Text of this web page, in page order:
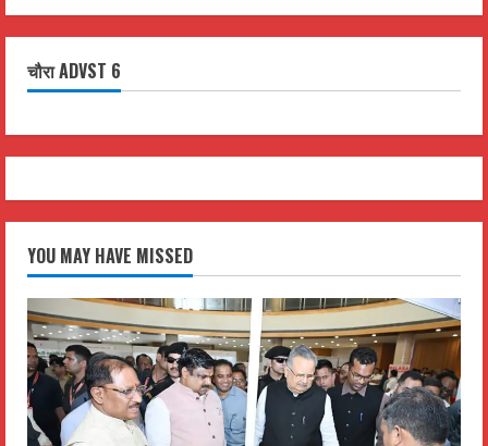
चौरा ADVST 6
YOU MAY HAVE MISSED